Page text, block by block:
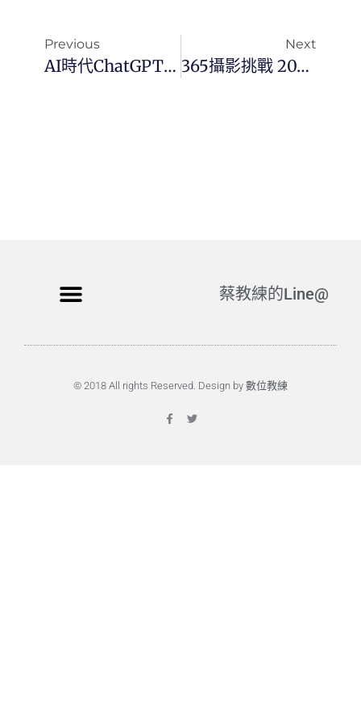
Previous
AI時代ChatGPT自動化工作，8小時實戰，打造超級AI個人助理
Next
365攝影挑戰 20240219(一) 050/365 Day2953
蔡教練的Line@
© 2018 All rights Reserved. Design by 數位教練